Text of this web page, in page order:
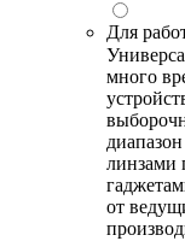
Для
много
линзами
от